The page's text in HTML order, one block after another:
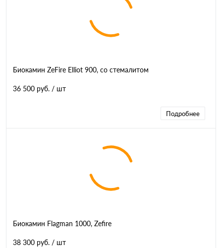
Биокамин ZeFire Elliot 900, со стемалитом
36 500 руб. / шт
Подробнее
Биокамин Flagman 1000, Zefire
38 300 руб. / шт